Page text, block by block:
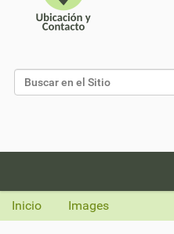
v
Inicio Images